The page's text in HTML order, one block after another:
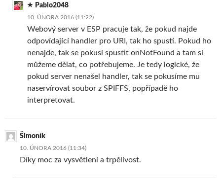
Pablo2048
10. ÚNORA 2016 (11:22)
Webový server v ESP pracuje tak, že pokud najde
odpovídající handler pro URI, tak ho spustí. Pokud ho
nenajde, tak se pokusí spustit onNotFound a tam si
můžeme dělat, co potřebujeme. Je tedy logické, že
pokud server nenašel handler, tak se pokusíme mu
naservírovat soubor z SPIFFS, popřípadě ho
interpretovat.
Šimoník
10. ÚNORA 2016 (11:34)
Díky moc za vysvětlení a trpělivost.